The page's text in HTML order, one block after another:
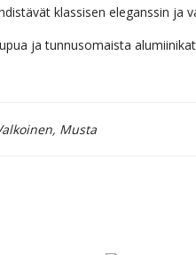
klassisen eleganssin ja
ja tunnusomaista
Musta